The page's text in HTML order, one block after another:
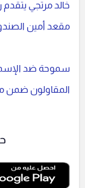
خالد مرتجي يتقدم
مقعد أمين
سموحة ضد
المقاولون ضمن